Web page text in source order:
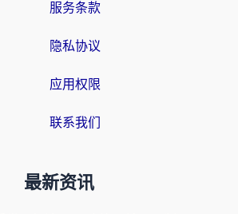
服务条款
隐私协议
应用权限
联系我们
最新资讯